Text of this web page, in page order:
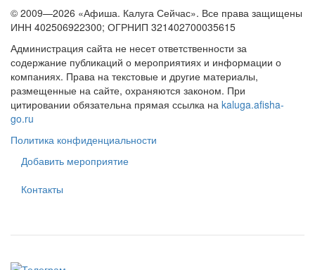
© 2009—2026 «Афиша. Калуга Сейчас». Все права защищены
ИНН 402506922300; ОГРНИП 321402700035615
Администрация сайта не несет ответственности за
содержание публикаций о мероприятиях и информации о
компаниях. Права на текстовые и другие материалы,
размещенные на сайте, охраняются законом. При
цитировании обязательна прямая ссылка на kaluga.afisha-
go.ru
Политика конфиденциальности
Добавить мероприятие
Контакты